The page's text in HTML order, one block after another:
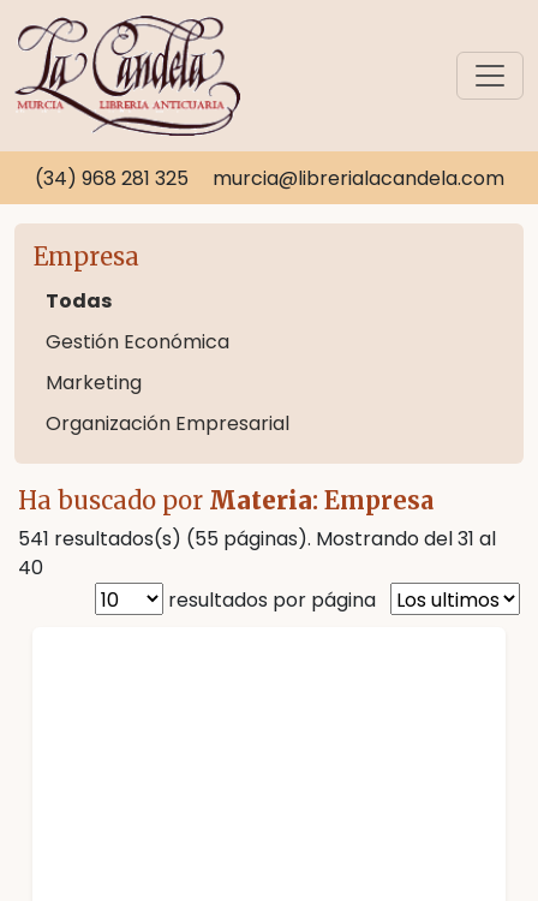
(34) 968 281 325 murcia@librerialacandela.com
Empresa
Todas
Gestión Económica
Marketing
Organización Empresarial
Ha buscado por Materia: Empresa
541 resultados(s) (55 páginas). Mostrando del 31 al
40
resultados por página